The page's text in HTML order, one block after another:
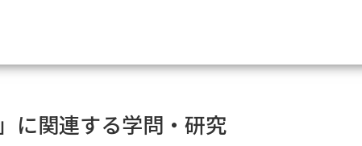
」に関連する学問・研究